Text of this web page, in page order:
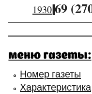
1930||69
Номер газеты
Характеристика